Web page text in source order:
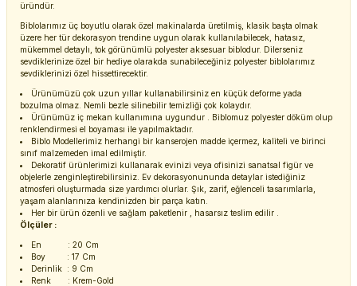
üründür.
Biblolarımız üç boyutlu olarak özel makinalarda üretilmiş, klasik başta olmak
üzere her tür dekorasyon trendine uygun olarak kullanılabilecek, hatasız,
mükemmel detaylı, tok görünümlü polyester aksesuar biblodur. Dilerseniz
sevdiklerinize özel bir hediye olarakda sunabileceğiniz polyester biblolarımız
sevdiklerinizi özel hissettirecektir.
Ürünümüzü çok uzun yıllar kullanabilirsiniz en küçük deforme yada
bozulma olmaz. Nemli bezle silinebilir temizliği çok kolaydır.
Ürünümüz iç mekan kullanımına uygundur . Biblomuz polyester döküm olup
renklendirmesi el boyaması ile yapılmaktadır.
Biblo Modellerimiz herhangi bir kanserojen madde içermez, kaliteli ve birinci
sınıf malzemeden imal edilmiştir.
Dekoratif ürünlerimizi kullanarak evinizi veya ofisinizi sanatsal figür ve
objelerle zenginleştirebilirsiniz. Ev dekorasyonununda detaylar istediğiniz
atmosferi oluşturmada size yardımcı olurlar. Şık, zarif, eğlenceli tasarımlarla,
yaşam alanlarınıza kendinizden bir parça katın.
Her bir ürün özenli ve sağlam paketlenir , hasarsız teslim edilir .
Ölçüler :
En : 20 Cm
Boy : 17 Cm
Derinlik : 9 Cm
Renk : Krem-Gold